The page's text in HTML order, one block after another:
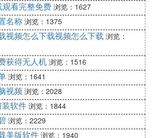
看完整免费 浏览：1627
名称 浏览：1375
视频怎么下载视频怎么下载 浏览：
获得无人机 浏览：1516
浏览：1641
视频 浏览：2028
软件 浏览：1844
浏览：2229
美版软件 浏览：1940